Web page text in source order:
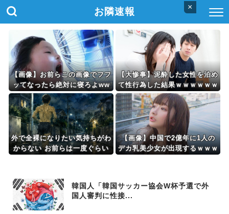
×
お隣速報
【画像】お前らこの画像でフフ
ッてなったら絶対に寝ろよww
wwww
【大惨事】泥酔した女性を泊め
て性行為した結果ｗｗｗｗｗｗ
ｗｗｗｗｗｗｗｗｗｗｗｗｗｗ
外で全裸になりたい気持ちがわ
からない お前らは一度ぐらい
【画像】中国で2億年に1人の
デカ乳美少女が出現するｗｗｗ
韓国人「韓国サッカー協会W杯予選で外
国人審判に性接...